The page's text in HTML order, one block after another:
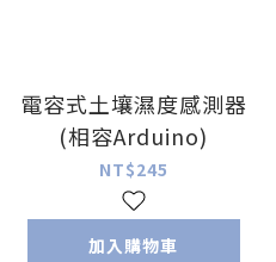
電容式土壤濕度感測器
(相容Arduino)
NT$245
加入購物車